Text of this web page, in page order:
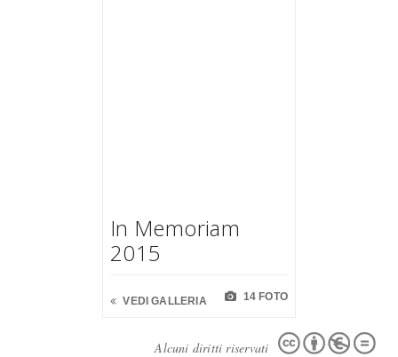
In Memoriam
2015
VEDI GALLERIA 14 FOTO
Alcuni diritti riservati